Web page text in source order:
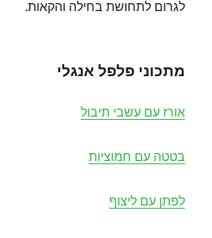
לגרום לתחושת בחילה והקאות.
מתכוני פלפל אנגלי
אורז עם עשבי תיבול
בטטה עם חמוציות
לפתן עם ליצוף